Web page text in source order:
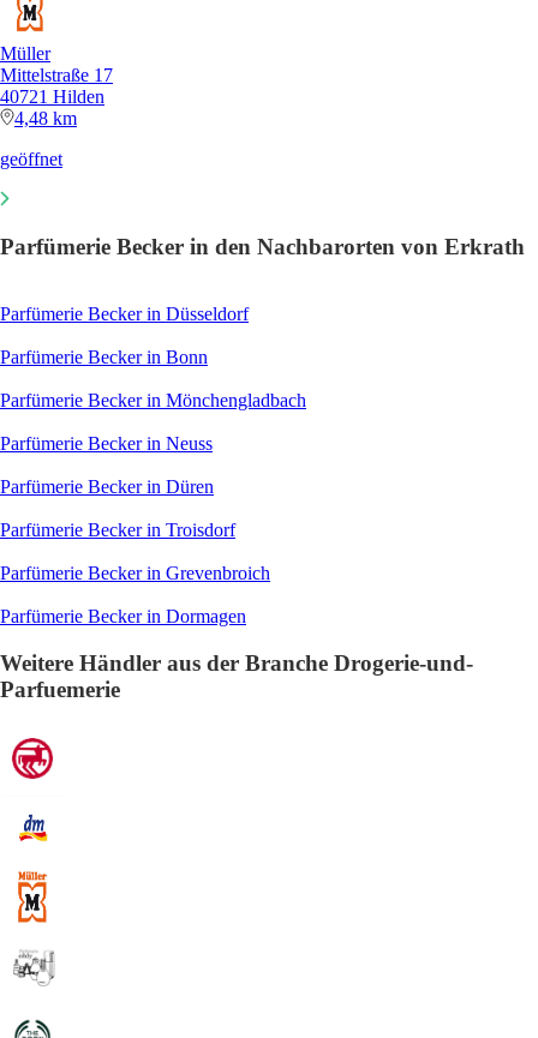
Müller
Mittelstraße 17
40721 Hilden
4,48 km
geöffnet
Parfümerie Becker in den Nachbarorten von Erkrath
Parfümerie Becker in Düsseldorf
Parfümerie Becker in Bonn
Parfümerie Becker in Mönchengladbach
Parfümerie Becker in Neuss
Parfümerie Becker in Düren
Parfümerie Becker in Troisdorf
Parfümerie Becker in Grevenbroich
Parfümerie Becker in Dormagen
Weitere Händler aus der Branche Drogerie-und-
Parfuemerie